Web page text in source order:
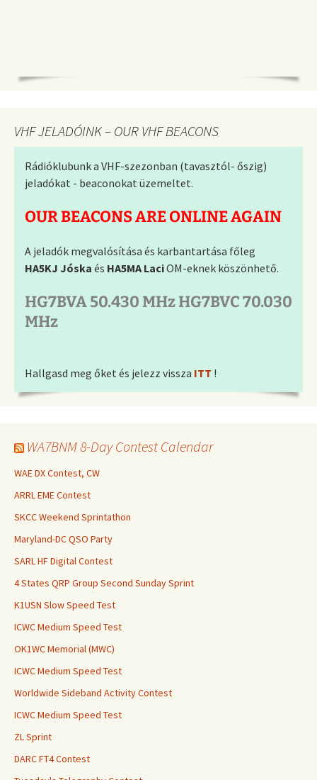
VHF JELADÓINK – OUR VHF BEACONS
Rádióklubunk a VHF-szezonban (tavasztól- őszig)
jeladókat - beaconokat üzemeltet.
OUR BEACONS ARE ONLINE AGAIN
A jeladók megvalósítása és karbantartása főleg
HA5KJ Jóska és HA5MA LaciOM-eknek köszönhető.
HG7BVA 50.430 MHz HG7BVC 70.030
MHz
Hallgasd meg őket és jelezz vissza ITT !
WA7BNM 8-Day Contest Calendar
WAE DX Contest, CW
ARRL EME Contest
SKCC Weekend Sprintathon
Maryland-DC QSO Party
SARL HF Digital Contest
4 States QRP Group Second Sunday Sprint
K1USN Slow Speed Test
ICWC Medium Speed Test
OK1WC Memorial (MWC)
ICWC Medium Speed Test
Worldwide Sideband Activity Contest
ICWC Medium Speed Test
ZL Sprint
DARC FT4 Contest